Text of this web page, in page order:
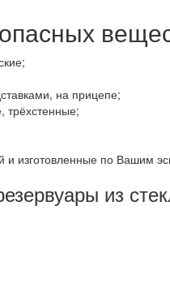
на прицепе;
трёхстенные;
и изготовленные по Вашим
из